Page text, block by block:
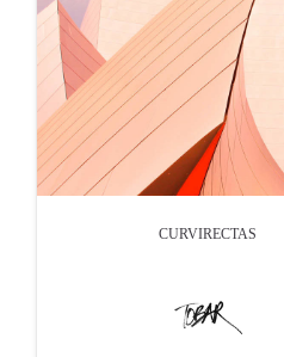
CURVIRECTAS